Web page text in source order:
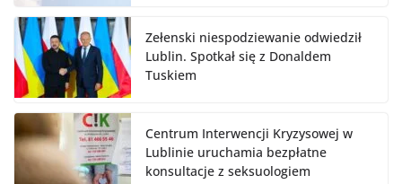
Zełenski niespodziewanie odwiedził
Lublin. Spotkał się z Donaldem
Tuskiem
Centrum Interwencji Kryzysowej w
Lublinie uruchamia bezpłatne
konsultacje z seksuologiem